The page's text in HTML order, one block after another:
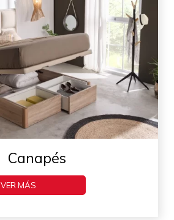
Canapés
VER MÁS